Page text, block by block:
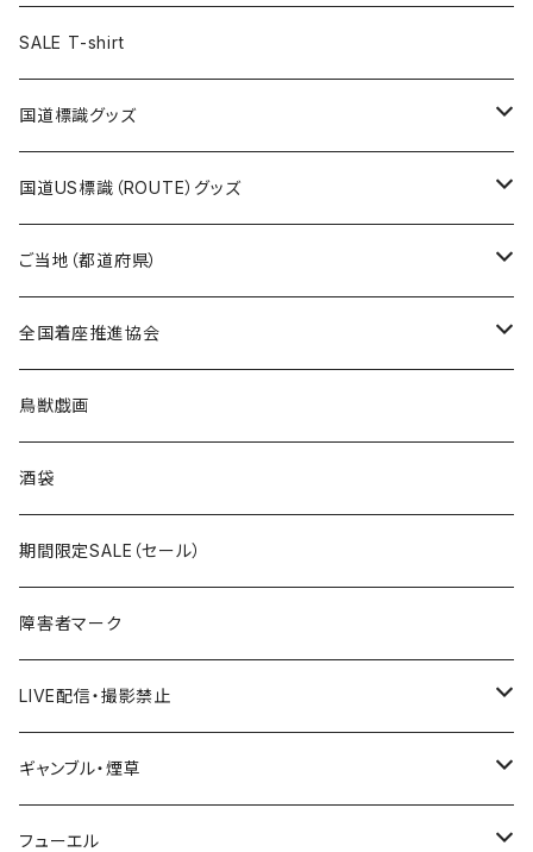
ランチバッグ
エコバッグ
クリアファイル
ステッカー
ホテルキーホルダー
モーテルキーホルダー
トートバッグ
マスク
エコバッグ
千葉ロッテマリーンズコラボ
ステッカー
モーテルキーホルダー
ホテルキーホルダー
トートバッグ
ステッカー
ホテルキーホルダー
キャップ
ステッカー
Tシャツ
ステッカー
ホテルキーホルダー
SALE T-shirt
国道標識グッズ
ステッカー
国道0～99号線
国道100～199号線
国道600～699号線
国道700～799号線
Tシャツ
キャップ
国道US標識（ROUTE）グッズ
ステッカー
ROUTE 0～99号線
ROUTE100～199号線
ROUTE600～699号線
ROUTE700～799号線
Tシャツ
ROUTE 0～99号線
ROUTE 100～199号線
ROUTE 600～699号線
キャップ
ROUTE 0～99号線
ROUTE 100～199号線
ご当地（都道府県）
北海道
青森県
岩手県
宮城県
秋田県
Tシャツ
ステッカー
山形県
福島県
茨城県
全国着座推進協会
ステッカー
鳥獣戯画
酒袋
期間限定SALE（セール）
障害者マーク
LIVE配信・撮影禁止
LIVE配信禁止
撮影禁止
ギャンブル・煙草
ホテルキーホルダー
フューエル